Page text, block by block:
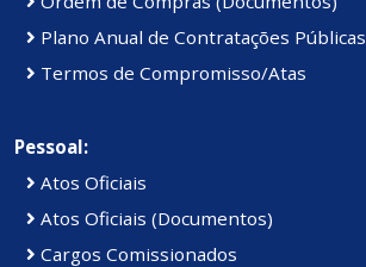
Plano Anual de Contratações Públicas
Termos de Compromisso/Atas
Pessoal:
Atos Oficiais
Atos Oficiais (Documentos)
Cargos Comissionados